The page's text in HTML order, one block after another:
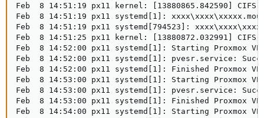
Feb  8 14:51:19 px11 kernel: [13880865.842590]
Feb  8 14:51:19 px11 systemd[1]:
Feb  8 14:51:19 px11 systemd[794523]:
Feb  8 14:51:25 px11 kernel: [13880872.032991]
Feb  8 14:52:00 px11 systemd[1]: Starting Proxmox
Feb  8 14:52:00 px11 systemd[1]: pvesr.service:
Feb  8 14:52:00 px11 systemd[1]: Finished Proxmox
Feb  8 14:53:00 px11 systemd[1]: Starting Proxmox
Feb  8 14:53:00 px11 systemd[1]: pvesr.service:
Feb  8 14:53:00 px11 systemd[1]: Finished Proxmox
Feb  8 14:54:00 px11 systemd[1]: Starting Proxmox